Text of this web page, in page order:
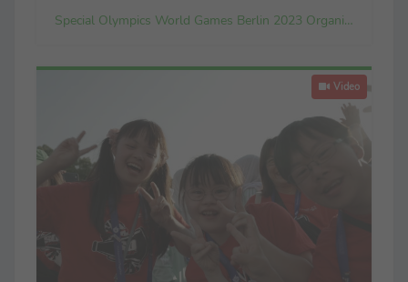
Special Olympics World Games Berlin 2023 Organizing Committee gGmbH
Video